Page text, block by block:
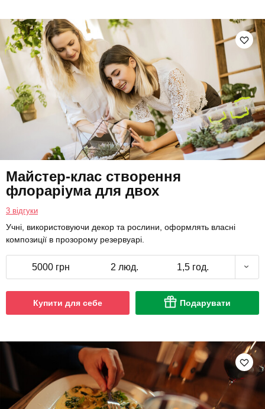
Майстер-клас створення
флораріума для двох
3 відгуки
Учні, використовуючи декор та рослини, оформлять власні
композиції в прозорому резервуарі.
5000 грн 2 люд. 1,5 год.
Купити для себе Подарувати